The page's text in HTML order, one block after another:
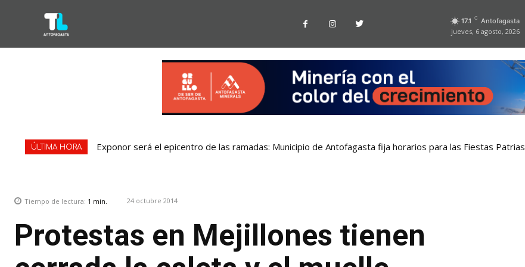
17.1 C Antofagasta
jueves, 6 agosto, 2026
ÚLTIMA HORA Exponor será el epicentro de las ramadas: Municipio de Antofagasta fija horarios para las Fiestas Patrias
Tiempo de lectura: 1 min. 24 octubre 2014
Protestas en Mejillones tienen